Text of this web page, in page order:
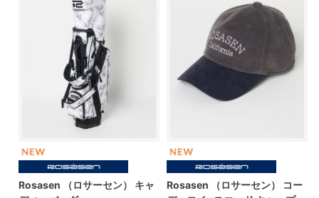
Rosasen （ロサーセン） キャ
Rosasen （ロサーセン） コー